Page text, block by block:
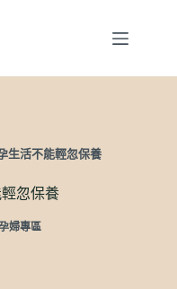
生活不能輕忽保養
忽保養
婦專區